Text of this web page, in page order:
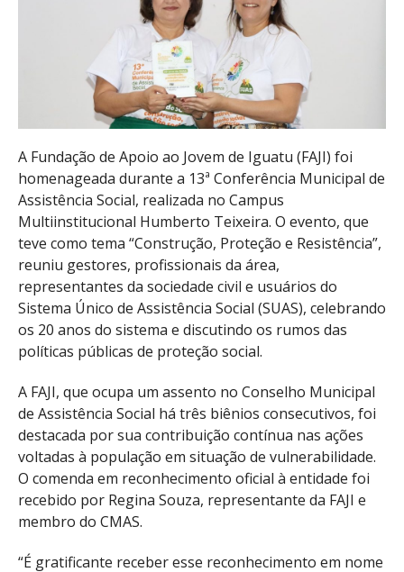
A Fundação de Apoio ao Jovem de Iguatu (FAJI) foi
homenageada durante a 13ª Conferência Municipal de
Assistência Social, realizada no Campus
Multiinstitucional Humberto Teixeira. O evento, que
teve como tema “Construção, Proteção e Resistência”,
reuniu gestores, profissionais da área,
representantes da sociedade civil e usuários do
Sistema Único de Assistência Social (SUAS), celebrando
os 20 anos do sistema e discutindo os rumos das
políticas públicas de proteção social.
A FAJI, que ocupa um assento no Conselho Municipal
de Assistência Social há três biênios consecutivos, foi
destacada por sua contribuição contínua nas ações
voltadas à população em situação de vulnerabilidade.
O comenda em reconhecimento oficial à entidade foi
recebido por Regina Souza, representante da FAJI e
membro do CMAS.
“É gratificante receber esse reconhecimento em nome